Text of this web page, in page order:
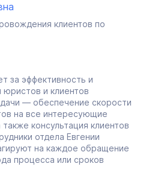
клиентов по
за эффективность и
юристов и клиентов
— обеспечение скорости
на все интересующие
консультация клиентов
отдела Евгении
на каждое обращение
процесса или сроков